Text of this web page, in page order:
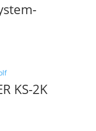
KS-2K